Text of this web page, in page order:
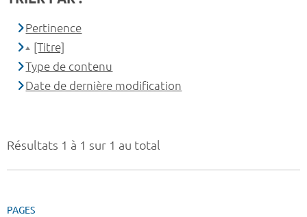
Résultats 1 à 1 sur 1 au total
PAGES
Pertinence
[Titre]
Type de contenu
Date de dernière modification